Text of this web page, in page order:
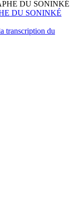
DU SONINKÉ
transcription du